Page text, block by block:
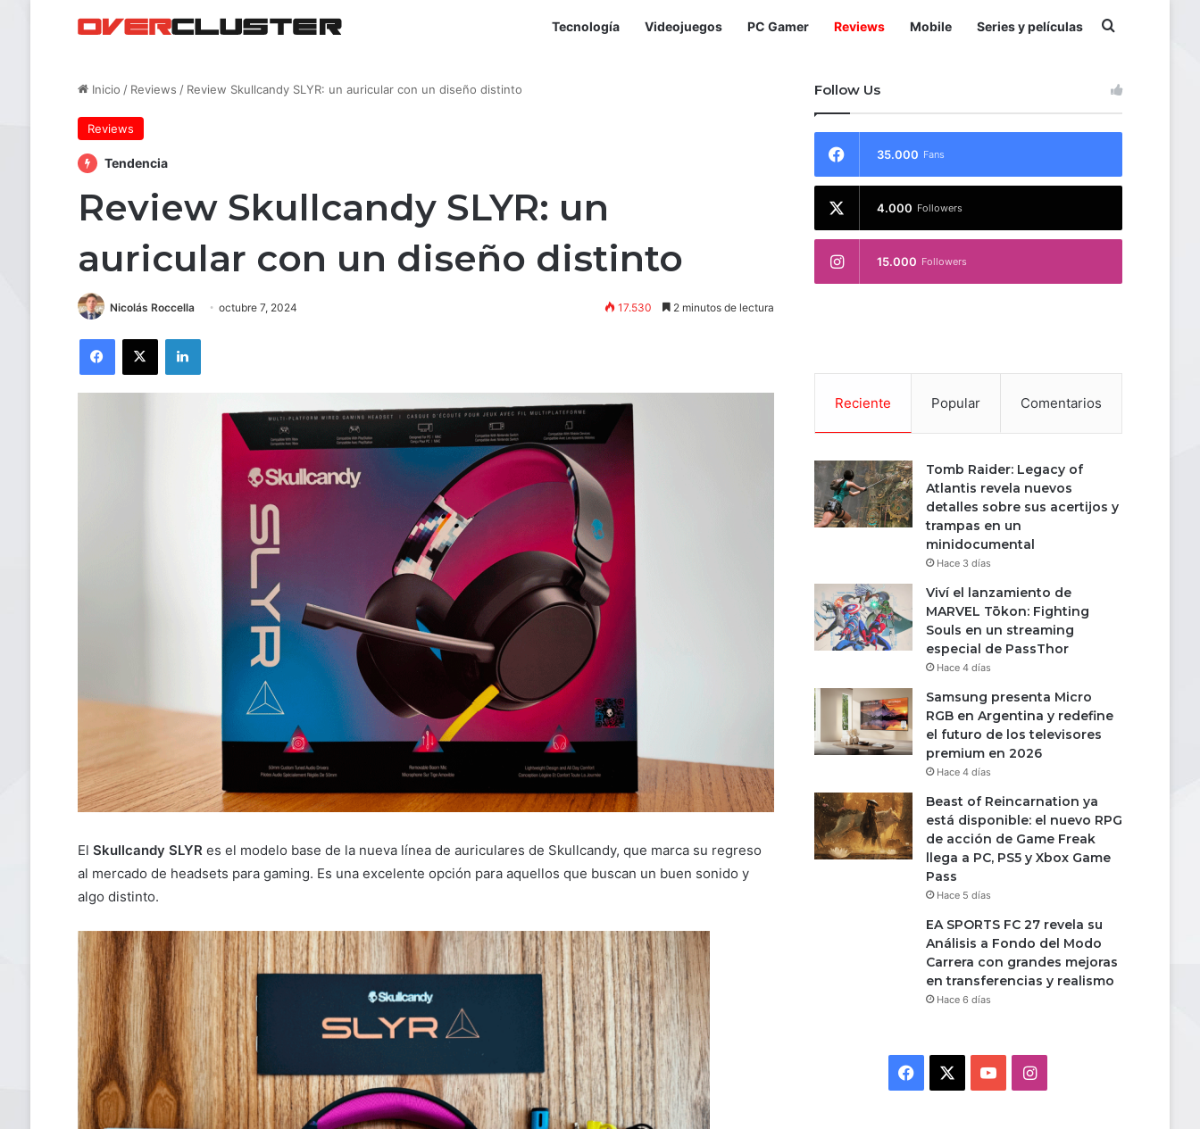
Tecnología Videojuegos PC Gamer Reviews Mobile Series y películas
Inicio / Reviews / Review Skullcandy SLYR: un auricular con un diseño distinto
Reviews
Tendencia
Review Skullcandy SLYR: un
auricular con un diseño distinto
Nicolás Roccella octubre 7, 2024 17.530 2 minutos de lectura
Facebook
X LinkedIn
El Skullcandy SLYRes el modelo base de la nueva línea de auriculares de Skullcandy, que marca su regreso
al mercado de headsets para gaming. Es una excelente opción para aquellos que buscan un buen sonido y
algo distinto.
Follow Us
35.000 Fans
4.000 Followers
15.000 Followers
Reciente Popular Comentarios
Tomb Raider: Legacy of
Atlantis revela nuevos
detalles sobre sus acertijos y
trampas en un
minidocumental
Hace 3 días
Viví el lanzamiento de
MARVEL Tōkon: Fighting
Souls en un streaming
especial de PassThor
Hace 4 días
Samsung presenta Micro
RGB en Argentina y redefine
el futuro de los televisores
premium en 2026
Hace 4 días
Beast of Reincarnation ya
está disponible: el nuevo RPG
de acción de Game Freak
llega a PC, PS5 y Xbox Game
Pass
Hace 5 días
EA SPORTS FC 27 revela su
Análisis a Fondo del Modo
Carrera con grandes mejoras
en transferencias y realismo
Hace 6 días
Facebook YouTubeInstagram